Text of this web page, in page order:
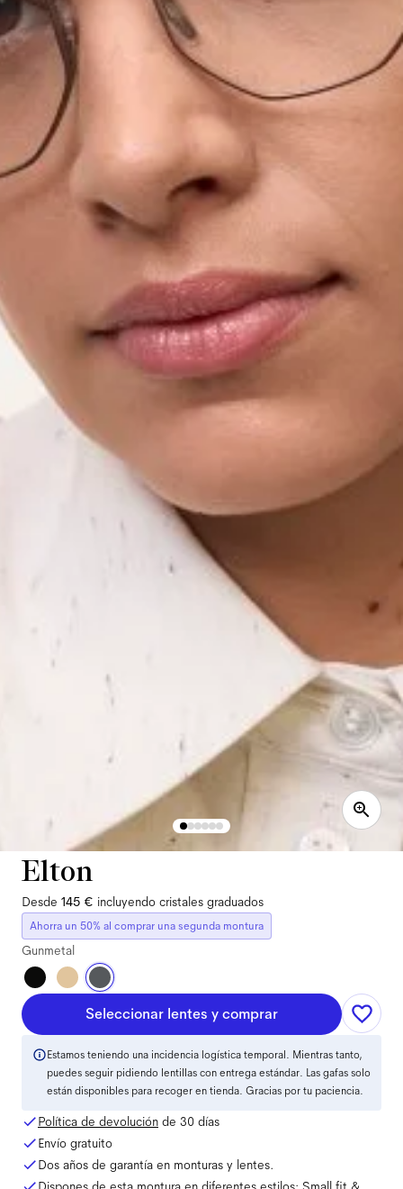
Elton
Desde 145 € incluyendo cristales graduados
Ahorra un 50% al comprar una segunda montura
Gunmetal
Seleccionar lentes y comprar
Estamos teniendo una incidencia logística temporal. Mientras tanto,
puedes seguir pidiendo lentillas con entrega estándar. Las gafas solo
están disponibles para recoger en tienda. Gracias por tu paciencia.
Política de devolución de 30 días
Envío gratuito
Dos años de garantía en monturas y lentes.